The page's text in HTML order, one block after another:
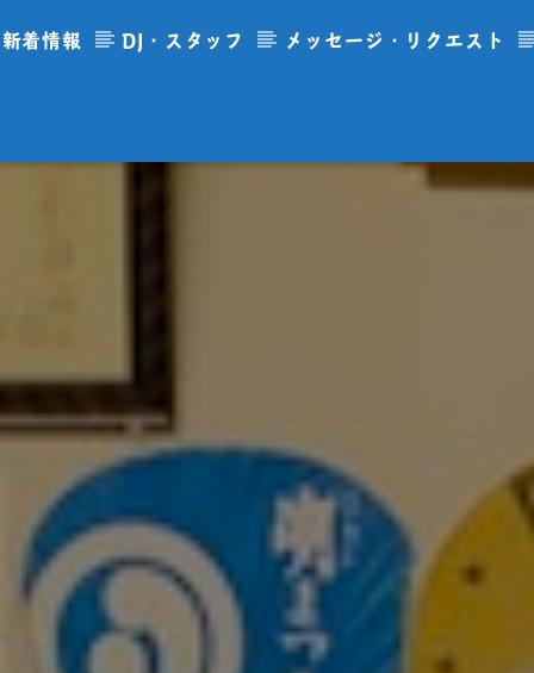
新着情報 DJ・スタッフ メッセージ・リクエスト